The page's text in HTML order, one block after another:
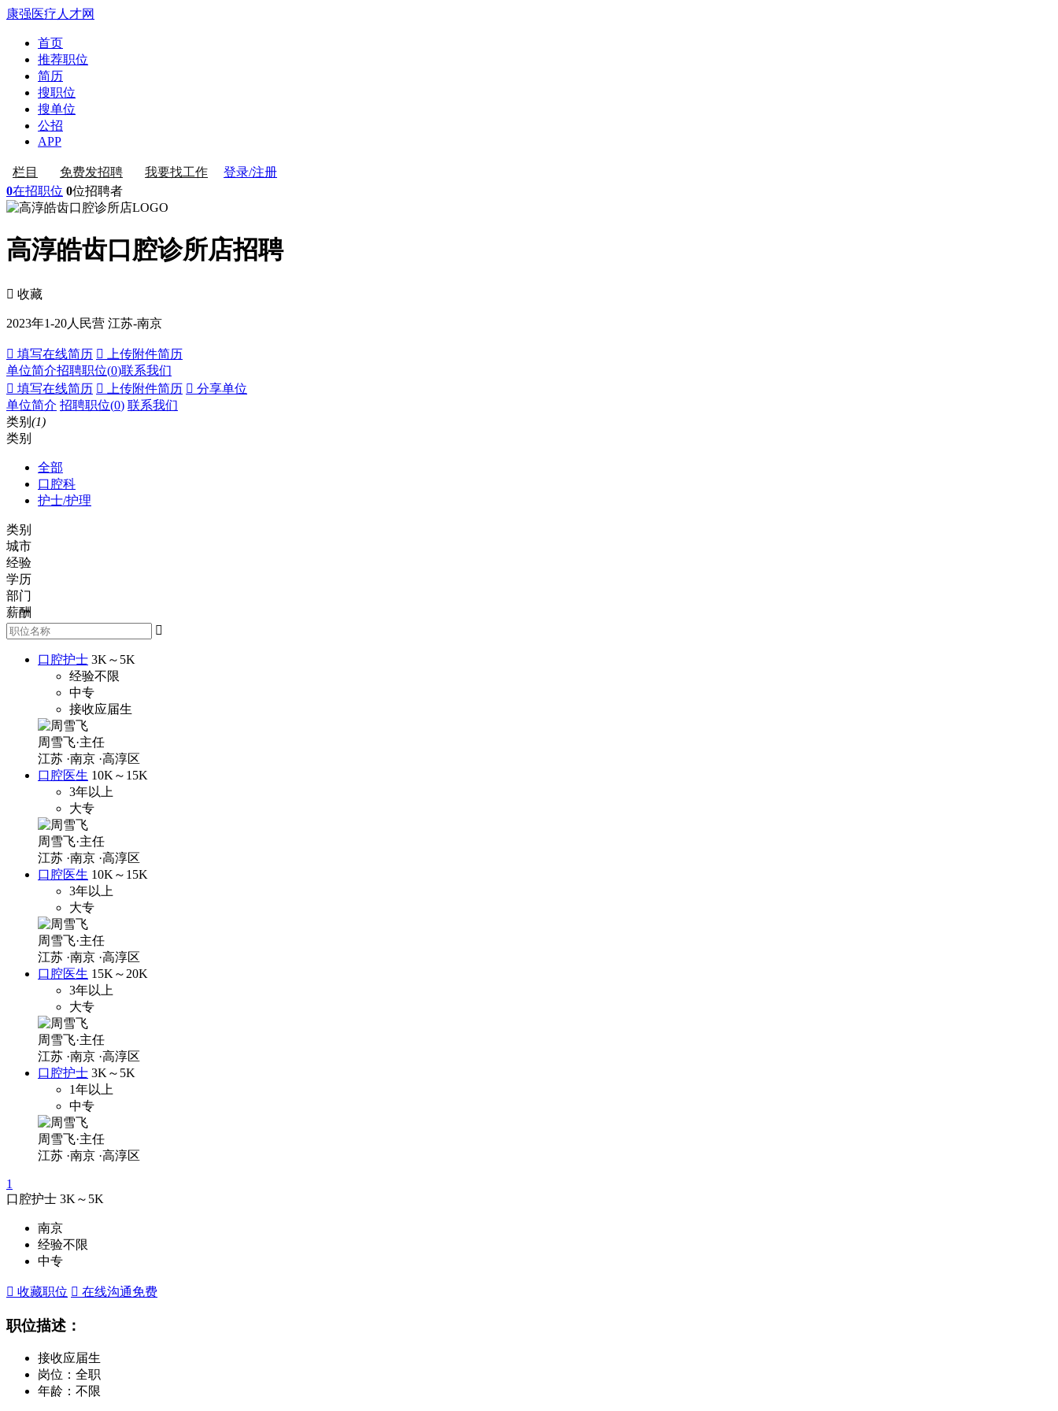
康强医疗人才网
首页
推荐职位
简历
搜职位
搜单位
公招
APP
栏目 免费发招聘 我要找工作
登录/注册
0在招职位 0位招聘者
高淳皓齿口腔诊所店招聘
 收藏
2023年1-20人 民营 江苏-南京
 填写在线简历  上传附件简历
单位简介招聘职位(0)联系我们
 填写在线简历  上传附件简历  分享单位
单位简介 招聘职位(0) 联系我们
类别 (1)
类别
全部
口腔科
护士/护理
类别
城市
经验
学历
部门
薪酬

口腔护士 3K～5K
经验不限
中专
接收应届生
周雪飞·主任
江苏 ·南京 ·高淳区
口腔医生 10K～15K
3年以上
大专
周雪飞·主任
江苏 ·南京 ·高淳区
口腔医生 10K～15K
3年以上
大专
周雪飞·主任
江苏 ·南京 ·高淳区
口腔医生 15K～20K
3年以上
大专
周雪飞·主任
江苏 ·南京 ·高淳区
口腔护士 3K～5K
1年以上
中专
周雪飞·主任
江苏 ·南京 ·高淳区
1
口腔护士 3K～5K
南京
经验不限
中专
 收藏职位  在线沟通免费
职位描述：
接收应届生
岗位：全职
年龄：不限